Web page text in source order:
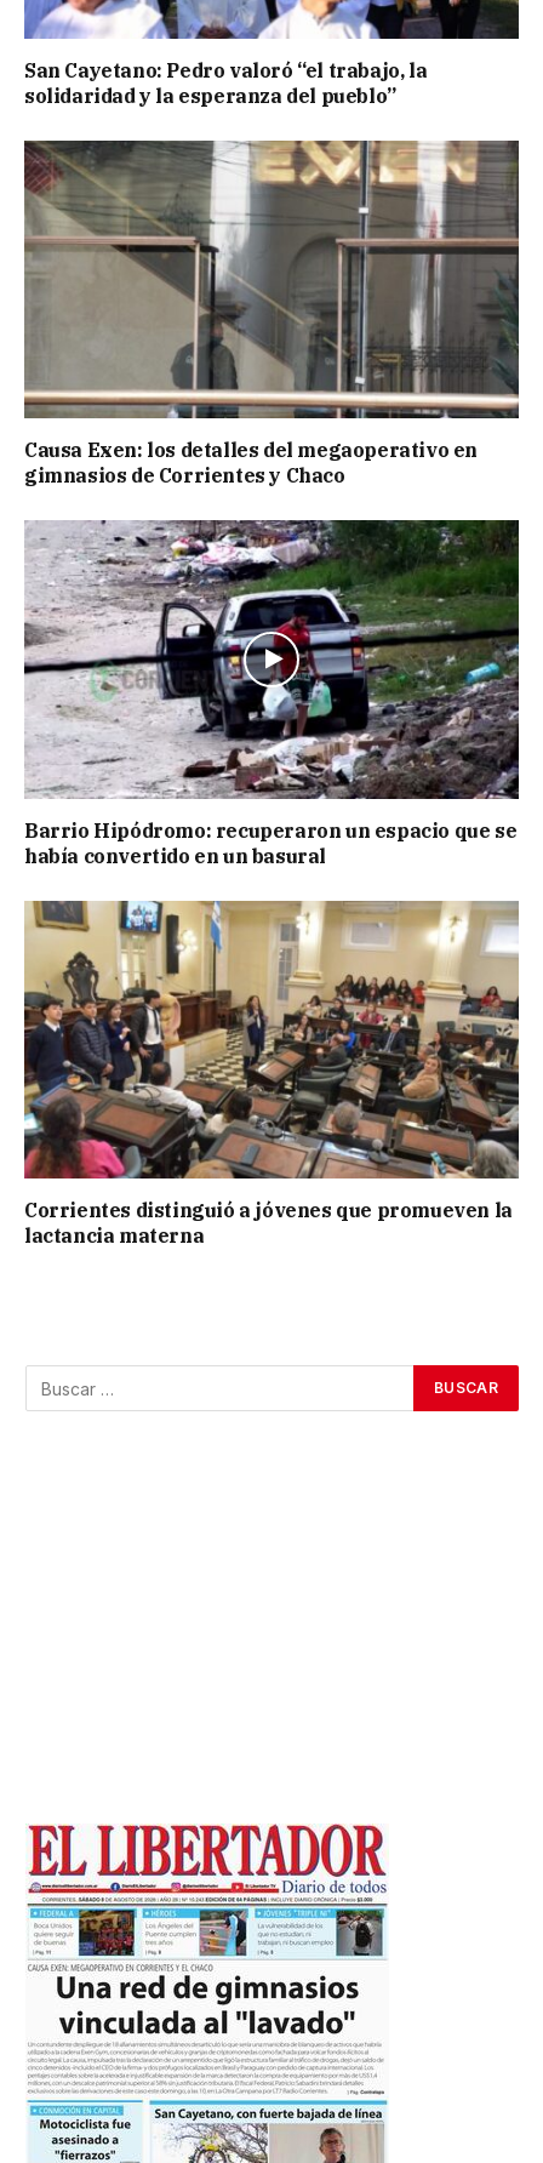
San Cayetano: Pedro valoró “el trabajo, la
solidaridad y la esperanza del pueblo”
Causa Exen: los detalles del megaoperativo en
gimnasios de Corrientes y Chaco
Barrio Hipódromo: recuperaron un espacio que se
había convertido en un basural
Corrientes distinguió a jóvenes que promueven la
lactancia materna